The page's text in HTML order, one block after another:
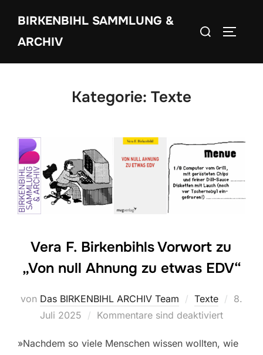
Inhalt
springen
BIRKENBIHL SAMMLUNG &
ARCHIV
Suchen
Kategorie: Texte
Vera F. Birkenbihls Vorwort zu
„Von null Ahnung zu etwas EDV“
von Das BIRKENBIHL ARCHIV Team Texte
8.
Juli 2025
Kommentare sind deaktiviert
»Nachdem so viele Menschen wissen wollten, wie